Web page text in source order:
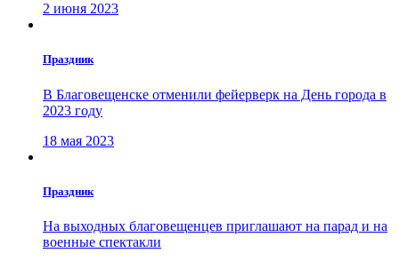
2 июня 2023
Праздник
В Благовещенске отменили фейерверк на День города в
2023 году
18 мая 2023
Праздник
На выходных благовещенцев приглашают на парад и на
военные спектакли